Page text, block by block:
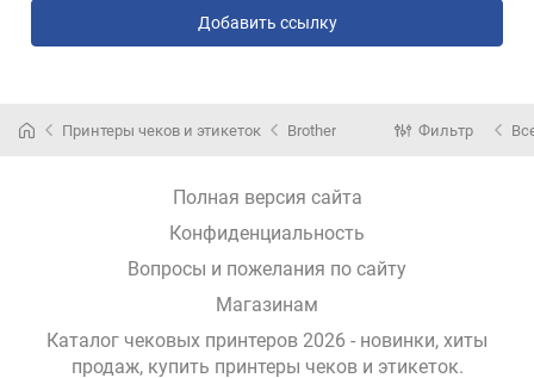
Добавить ссылку
Принтеры чеков и этикеток Brother Фильтр
Полная версия сайта
Конфиденциальность
Вопросы и пожелания по сайту
Магазинам
Каталог чековых принтеров 2026 - новинки, хиты
продаж, купить принтеры чеков и этикеток.